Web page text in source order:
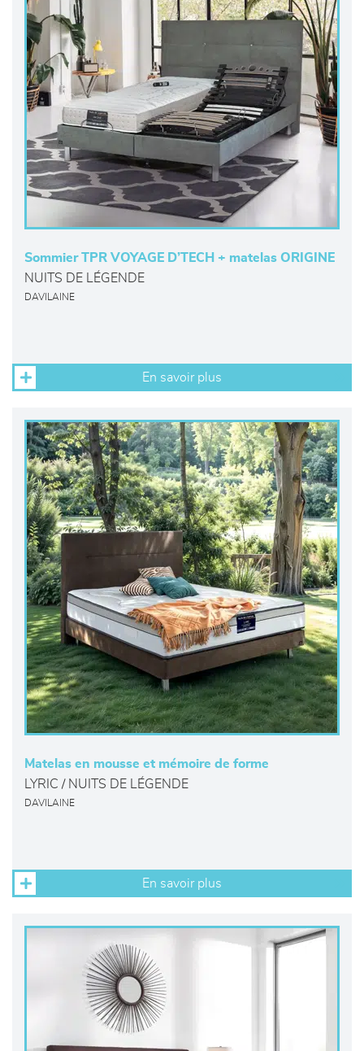
Sommier TPR VOYAGE D’TECH + matelas ORIGINE
NUITS DE LÉGENDE
DAVILAINE
En savoir plus
Matelas en mousse et mémoire de forme
LYRIC / NUITS DE LÉGENDE
DAVILAINE
En savoir plus